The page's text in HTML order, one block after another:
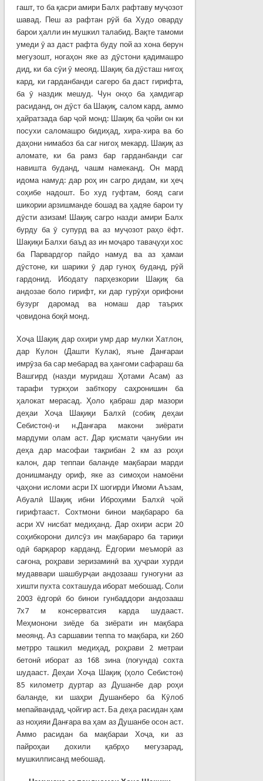
гашт, то ба қасри амири Балх рафтаву муҷозот
шавад. Пеш аз рафтан рӯй ба Худо оварду
барои ҳалли ин мушкил талабид. Вақте тамоми
умеди ӯ аз даст рафта буду пой аз хона берун
мегузошт, ногаҳон яке аз дӯстони қадимашро
дид, ки ба сӯи ӯ меояд. Шақиқ ба дӯсташ нигоҳ
кард, ки гарданбанди сагеро ба даст гирифта,
ба ӯ наздик мешуд. Чун онҳо ба ҳамдигар
расиданд, он дӯст ба Шақиқ, салом кард, аммо
ҳайратзада бар ҷой монд: Шақиқ ба ҷойи он ки
посухи саломашро бидиҳад, хира-хира ва бо
даҳони нимабоз ба саг нигоҳ мекард. Шақиқ аз
аломате, ки ба рамз бар гарданбанди саг
навишта буданд, чашм намеканд. Он мард
идома намуд: дар роҳ ин сагро дидам, ки ҳеҷ
соҳибе надошт. Бо худ гуфтам, бояд саги
шикории арзишманде бошад ва ҳадяе барои ту
дӯсти азизам! Шақиқ сагро назди амири Балх
бурду ба ӯ супурд ва аз муҷозот раҳо ёфт.
Шақиқи Балхи баъд аз ин моҷаро таваҷуҳи хос
ба Парвардгор пайдо намуд ва аз ҳамаи
дӯстоне, ки шарики ӯ дар гуноҳ буданд, рӯй
гардонид. Ибодату парҳезкории Шақиқ ба
андозае боло гирифт, ки дар гурӯҳи орифони
бузург даромад ва номаш дар таърих
ҷовидона боқӣ монд.
Хоҷа Шақиқ дар охири умр дар мулки Хатлон,
дар Кулон (Дашти Кулак), яъне Данғараи
имрӯза ба сар мебарад ва ҳангоми сафараш ба
Вашгирд (назди муридаш Ҳотами Асам) аз
тарафи туркҳои забткору саҳронишин ба
ҳалокат мерасад. Ҳоло қабраш дар мазори
деҳаи Хоҷа Шақиқи Балхӣ (собиқ деҳаи
Себистон)-и н.Данғара макони зиёрати
мардуми олам аст. Дар қисмати ҷанубии ин
деҳа дар масофаи тақрибан 2 км аз роҳи
калон, дар теппаи баланде мақбараи марди
донишманду ориф, яке аз симоҳои намоёни
ҷаҳони исломи асри IX шогирди Имоми Аъзам,
Абуалӣ Шақиқ ибни Иброҳими Балхӣ ҷой
гирифтааст. Сохтмони бинои мақбараро ба
асри XV нисбат медиҳанд. Дар охири асри 20
соҳибкорони дилсӯз ин мақбараро ба тариқи
одӣ барқарор карданд. Ёдгории меъморӣ аз
сағона, роҳрави зеризаминӣ ва ҳуҷраи хурди
мудаввари шашбурҷаи андозааш гуногуни аз
хишти пухта сохташуда иборат мебошад. Соли
2003 ёдгорӣ бо бинои гунбаддори андозааш
7х7 м консерватсия карда шудааст.
Меҳмонони зиёде ба зиёрати ин мақбара
меоянд. Аз саршавии теппа то мақбара, ки 260
метрро ташкил медиҳад, роҳрави 2 метраи
бетонӣ иборат аз 168 зина (поғунда) сохта
шудааст. Деҳаи Хоҷа Шақиқ (ҳоло Себистон)
85 километр дуртар аз Душанбе дар роҳи
баланде, ки шаҳри Душанберо ба Кӯлоб
мепайвандад, ҷойгир аст. Ба деҳа расидан ҳам
аз ноҳияи Данғара ва ҳам аз Душанбе осон аст.
Аммо расидан ба мақбараи Хоҷа, ки аз
пайроҳаи дохили қабрҳо мегузарад,
мушкилписанд мебошад.